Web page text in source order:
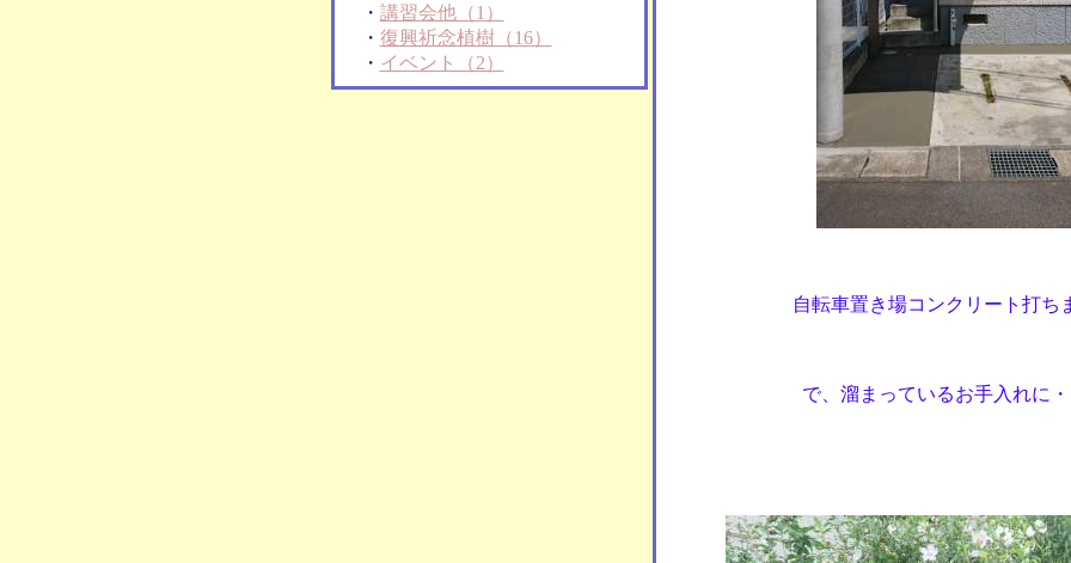
・ 講習会他（1）
・ 復興祈念植樹（16）
・ イベント（2）
自転車置き場コンクリート打ち
で、溜まっているお手入れに